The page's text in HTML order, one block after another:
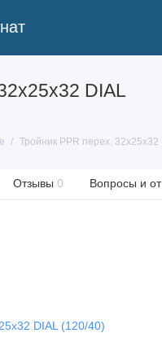
DIAL
Тройник PPR перех.
Отзывы 0 Вопросы и